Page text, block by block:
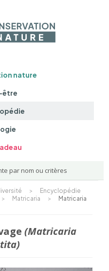
nature
être
par nom ou critères
>
Encyclopédie
> Matricaria >
Matricaria
(Matricaria